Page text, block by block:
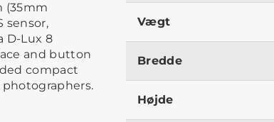
(35mm
sensor,
D-Lux 8
and button
compact
Vægt
Bredde
Højde